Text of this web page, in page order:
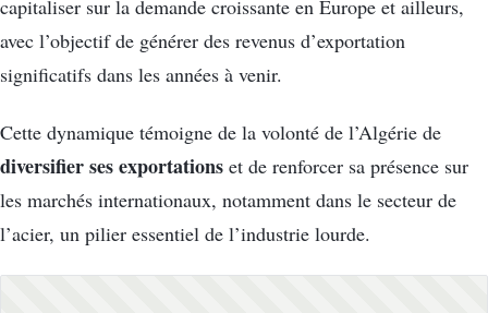
capitaliser sur la demande croissante en Europe et ailleurs,
avec l’objectif de générer des revenus d’exportation
significatifs dans les années à venir.
Cette dynamique témoigne de la volonté de l’Algérie de
diversifier ses exportations et de renforcer sa présence sur
les marchés internationaux, notamment dans le secteur de
l’acier, un pilier essentiel de l’industrie lourde.